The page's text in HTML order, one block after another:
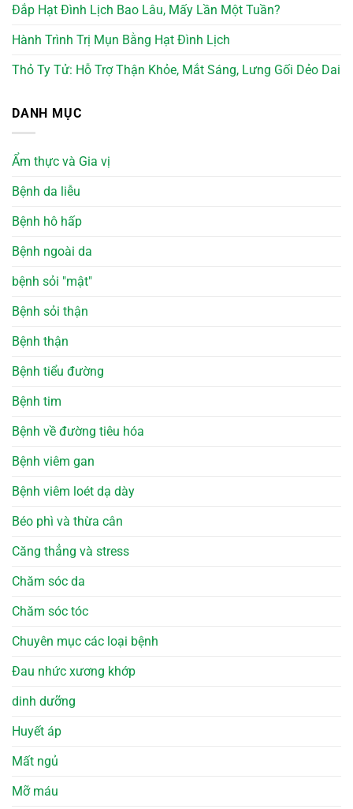
Đắp Hạt Đình Lịch Bao Lâu, Mấy Lần Một Tuần?
Hành Trình Trị Mụn Bằng Hạt Đình Lịch
Thỏ Ty Tử: Hỗ Trợ Thận Khỏe, Mắt Sáng, Lưng Gối Dẻo Dai
DANH MỤC
Ẩm thực và Gia vị
Bệnh da liễu
Bệnh hô hấp
Bệnh ngoài da
bệnh sỏi "mật"
Bệnh sỏi thận
Bệnh thận
Bệnh tiểu đường
Bệnh tim
Bệnh về đường tiêu hóa
Bệnh viêm gan
Bệnh viêm loét dạ dày
Béo phì và thừa cân
Căng thẳng và stress
Chăm sóc da
Chăm sóc tóc
Chuyên mục các loại bệnh
Đau nhức xương khớp
dinh dưỡng
Huyết áp
Mất ngủ
Mỡ máu